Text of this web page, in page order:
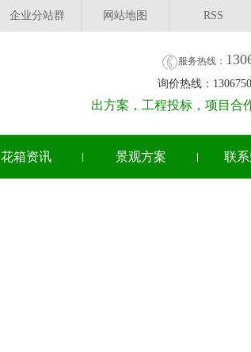
企业分站群 网站地图 RSS
服务热线：
询价热线：
出方案，工程投标，项目合
花箱资讯 景观方案 联